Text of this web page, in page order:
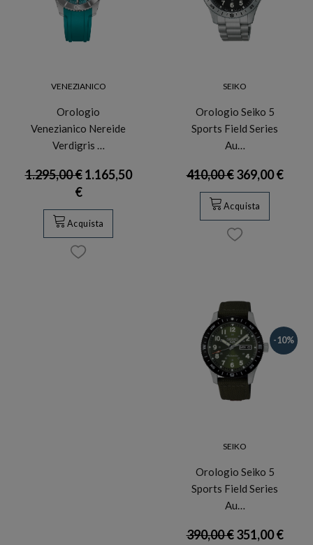
VENEZIANICO
Orologio
Venezianico Nereide
Verdigris …
1.295,00 €1.165,50
€
Acquista
SEIKO
Orologio Seiko 5
Sports Field Series
Au…
410,00 €369,00 €
Acquista
-10%
SEIKO
Orologio Seiko 5
Sports Field Series
Au…
390,00 €351,00 €